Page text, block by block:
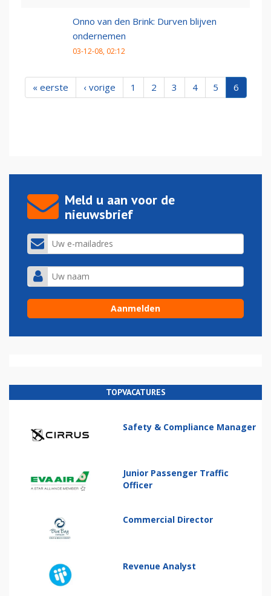
Onno van den Brink: Durven blijven
ondernemen
03-12-08, 02:12
« eerste ‹ vorige 1 2 3 4 5 6
Meld u aan voor de
nieuwsbrief
TOPVACATURES
Safety & Compliance Manager
Junior Passenger Traffic
Officer
Commercial Director
Revenue Analyst